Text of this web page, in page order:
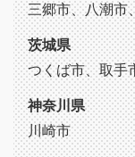
三郷市、八潮市
茨城県
つくば市、取手
神奈川県
川崎市